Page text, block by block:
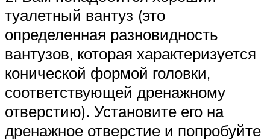
туалетный вантуз (это
определенная разновидность
вантузов, которая характеризуется
конической формой головки,
соответствующей дренажному
отверстию). Установите его на
дренажное отверстие и попробуйте